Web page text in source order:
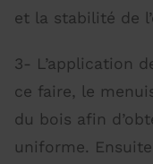
et la stabilité de
3- L’application
ce faire, le
du bois afin
uniforme.